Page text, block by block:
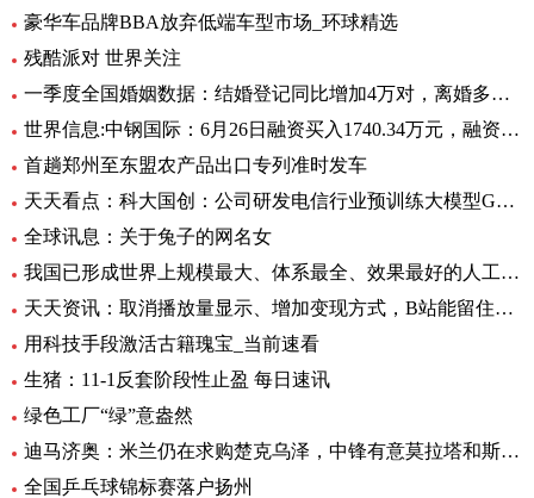
豪华车品牌BBA放弃低端车型市场_环球精选
残酷派对 世界关注
一季度全国婚姻数据：结婚登记同比增加4万对，离婚多了12万对
世界信息:中钢国际：6月26日融资买入1740.34万元，融资融券余额2.76亿元
首趟郑州至东盟农产品出口专列准时发车
天天看点：科大国创：公司研发电信行业预训练大模型GC-TeleGPT 现已在电信智能客服等领域实现落地应用
全球讯息：关于兔子的网名女
我国已形成世界上规模最大、体系最全、效果最好的人工影响天气作业力量
天天资讯：取消播放量显示、增加变现方式，B站能留住UP主吗？
用科技手段激活古籍瑰宝_当前速看
生猪：11-1反套阶段性止盈 每日速讯
绿色工厂“绿”意盎然
迪马济奥：米兰仍在求购楚克乌泽，中锋有意莫拉塔和斯卡马卡-全球新资讯
全国乒乓球锦标赛落户扬州